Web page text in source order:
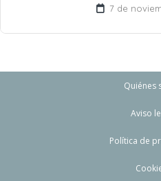
7 de
Quiénes
Aviso
Política de